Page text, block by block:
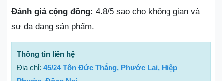
Đánh giá cộng đồng: 4.8/5 sao cho không gian và
sự đa dạng sản phẩm.
Thông tin liên hệ
Địa chỉ: 45/24 Tôn Đức Thắng, Phước Lai, Hiệp